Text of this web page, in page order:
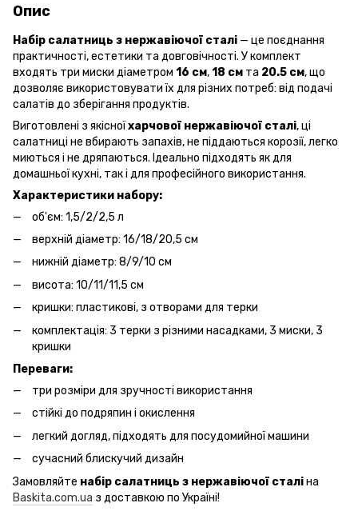
Опис
Набір салатниць з нержавіючої сталі — це поєднання
практичності, естетики та довговічності. У комплект
входять три миски діаметром 16 см,18 см та 20.5 см, що
дозволяє використовувати їх для різних потреб: від подачі
салатів до зберігання продуктів.
Виготовлені з якісноїхарчової нержавіючої сталі, ці
салатниці не вбирають запахів, не піддаються корозії, легко
миються і не дряпаються. Ідеально підходять як для
домашньої кухні, так і для професійного використання.
Характеристики набору:
об'єм: 1,5/2/2,5 л
верхній діаметр: 16/18/20,5 см
нижній діаметр: 8/9/10 см
висота: 10/11/11,5 см
кришки: пластикові, з отворами для терки
комплектація: 3 терки з різними насадками, 3 миски, 3
кришки
Переваги:
три розміри для зручності використання
стійкі до подряпин і окислення
легкий догляд, підходять для посудомийної машини
сучасний блискучий дизайн
Замовляйте набір салатниць з нержавіючої сталіна
Baskita.com.ua з доставкою по Україні!